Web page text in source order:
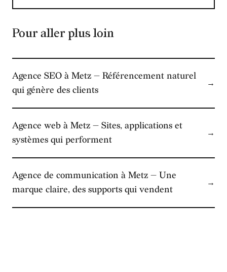
Pour aller plus loin
Agence SEO à Metz — Référencement naturel
qui génère des clients
→
Agence web à Metz — Sites, applications et
systèmes qui performent
→
Agence de communication à Metz — Une
marque claire, des supports qui vendent
→